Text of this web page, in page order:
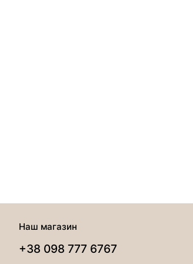
Наш магазин
+38 098 777 6767